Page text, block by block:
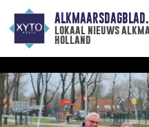
lokaal nieuws
holland